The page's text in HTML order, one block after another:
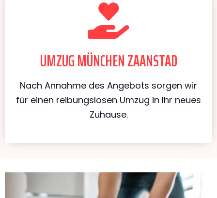
UMZUG MÜNCHEN ZAANSTAD
Nach Annahme des Angebots sorgen wir
für einen reibungslosen Umzug in Ihr neues
Zuhause.